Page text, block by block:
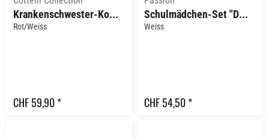
Krankenschwester-Kostüm "Alina"
Rot/Weiss
CHF 59,90 *
Schulmädchen-Set "Detentia"
Weiss
CHF 54,50 *